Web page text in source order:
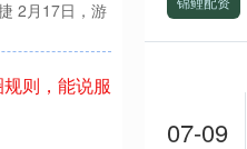
07-09